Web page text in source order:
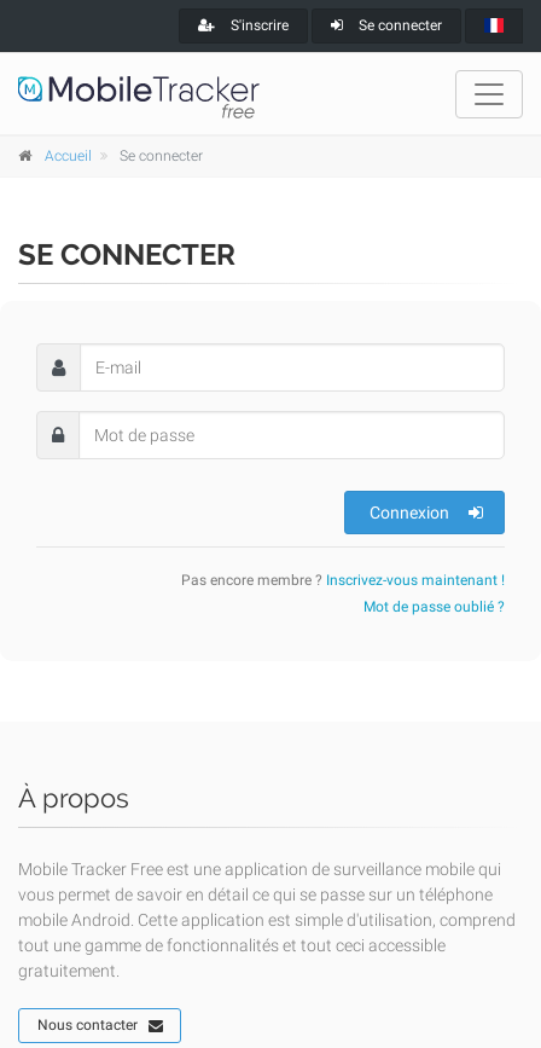
S'inscrire Se connecter
Accueil Se connecter
SE CONNECTER
Connexion
Pas encore membre ? Inscrivez-vous maintenant !
Mot de passe oublié ?
À propos
Mobile Tracker Free est une application de surveillance mobile qui
vous permet de savoir en détail ce qui se passe sur un téléphone
mobile Android. Cette application est simple d'utilisation, comprend
tout une gamme de fonctionnalités et tout ceci accessible
gratuitement.
Nous contacter